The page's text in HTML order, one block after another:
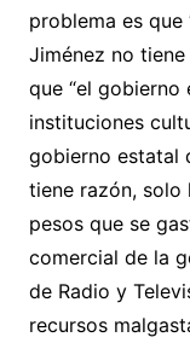
problema es que
Jiménez no tiene
que “el gobierno
instituciones
gobierno estatal
tiene razón, solo
pesos que se
comercial de la
de Radio y
recursos